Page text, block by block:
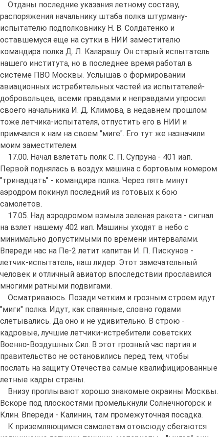
Отданы последние указания летному составу,
распоряжения начальнику штаба полка штурману-
испытателю подполковнику Н. В. Солдатенко и
оставшемуся еще на сутки в НИИ заместителю
командира полка Д. Л. Каларашу. Он старый испытатель
нашего института, но в последнее время работал в
системе ПВО Москвы. Услышав о формировании
авиационных истребительных частей из испытателей-
добровольцев, всеми правдами и неправдами упросил
своего начальника И. Д. Климова, в недавнем прошлом
тоже летчика-испытателя, отпустить его в НИИ и
примчался к нам на своем "миге". Его тут же назначили
моим заместителем.
17.00. Начал взлетать полк С. П. Супруна - 401 иап.
Первой поднялась в воздух машина с бортовым номером
"тринадцать" - командира полка. Через пять минут
аэродром покинул последний из готовых к бою
самолетов.
17.05. Над аэродромом взмыла зеленая ракета - сигнал
на взлет нашему 402 иап. Машины уходят в небо с
минимально допустимыми по времени интервалами.
Впереди нас на Пе-2 летит капитан И. П. Пискунов -
летчик-испытатель, наш лидер. Этот замечательный
человек и отличный авиатор впоследствии прославился
многими ратными подвигами.
Осматриваюсь. Позади четким и грозным строем идут
"миги" полка. Идут, как спаянные, словно годами
слетывались. Да оно и не удивительно. В строю -
кадровые, лучшие летчики-истребители советских
Военно-Воздушных Сил. В этот грозный час партия и
правительство не остановились перед тем, чтобы
послать на защиту Отечества самые квалифицированные
летные кадры страны.
Внизу проплывают хорошо знакомые окраины Москвы.
Вскоре под плоскостями промелькнули Солнечногорск и
Клин. Впереди - Калинин, там промежуточная посадка.
К приземляющимся самолетам отовсюду сбегаются